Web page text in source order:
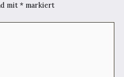
mit * markiert